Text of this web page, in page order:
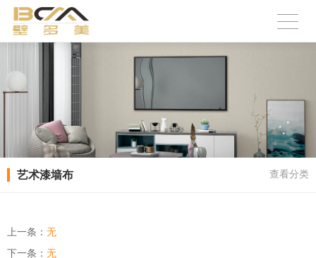
艺术漆墙布 查看分类
上一条： 无
下一条： 无